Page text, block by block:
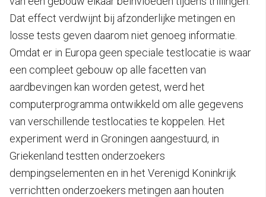
Dat effect verdwijnt bij afzonderlijke metingen en
losse tests geven daarom niet genoeg informatie.
Omdat er in Europa geen speciale testlocatie is waar
een compleet gebouw op alle facetten van
aardbevingen kan worden getest, werd het
computerprogramma ontwikkeld om alle gegevens
van verschillende testlocaties te koppelen. Het
experiment werd in Groningen aangestuurd, in
Griekenland testten onderzoekers
dempingselementen en in het Verenigd Koninkrijk
verrichtten onderzoekers metingen aan houten